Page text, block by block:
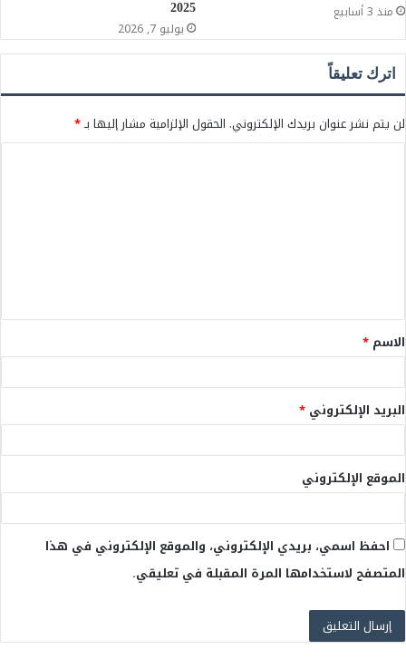
منذ 3 أسابيع
2025
يوليو 7, 2026
اترك تعليقاً
لن يتم نشر عنوان بريدك الإلكتروني. الحقول الإلزامية مشار إليها بـ*
ق
*
الاسم *
البريد الإلكتروني *
الموقع الإلكتروني
احفظ اسمي، بريدي الإلكتروني، والموقع الإلكتروني في هذا
المتصفح لاستخدامها المرة المقبلة في تعليقي.